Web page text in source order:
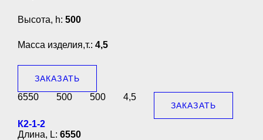
Высота, h: 500
Масса изделия,т.: 4,5
ЗАКАЗАТЬ
6550 500 500 4,5
ЗАКАЗАТЬ
К2-1-2
Длина, L: 6550